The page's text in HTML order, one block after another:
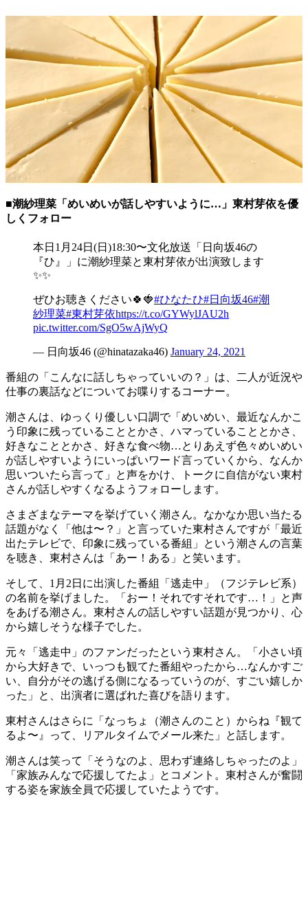
■潮紗理菜「めいめいが話しやすいように…」東村芽依を優
しくフォロー
本日1月24日(日)18:30〜文化放送「日向坂46の
『ひ』」に潮紗理菜と東村芽依が出演致します
✨✨
ぜひお聴きください🍀🍓#ひなたひ#日向坂46#潮
紗理菜#東村芽依https://t.co/GYWylJAU2h
pic.twitter.com/SgO5wAjWyQ
— 日向坂46 (@hinatazaka46) January 24, 2021
番組の「こんなに話しちゃっていいの？」は、二人が近況や
仕事の裏話などについてお喋りするコーナー。
潮さんは、ゆっくり優しい口調で「めいめい、最近なんかこ
う印象に残っていることとかさ、ハマっていることとかさ、
好きなこととかさ、好きな食べ物…とりあえず色々めいめい
が話しやすいようにいっぱいワード言っていくから、なんか
思いついたら言って」と声をかけ、トークに自信がない東村
さんが話しやすくなるようフォローします。
さまざまなテーマを挙げていく潮さん。なかなか思い当たる
話題がなく「他は〜？」と言っていた東村さんですが「最近
出たテレビで、印象に残っている番組」という潮さんの言葉
を聴き、東村さんは「あー！ある」と笑います。
そして、1月2日に出演した番組「逃走中」（フジテレビ系）
の名前を挙げました。「おー！それですそれです…！」と声
をあげる潮さん。東村さんの話しやすい話題が見つかり、心
から嬉しそうな様子でした。
元々「逃走中」のファンだったという東村さん。「小さい頃
から大好きで、いっつも観てた番組やったから…なんかすご
い、自分がその逃げる側になるっていうのが、すごい嬉しか
った」と、出演者に選ばれた喜びを語ります。
東村さんはさらに「なっちょ（潮さんのこと）からね『観て
るよ〜』って、リアルタイムでメール来た」と話します。
潮さんは笑って「そうなのよ、思わず連絡しちゃったのよ」
「家族みんなで応援してたよ」とコメント。東村さんが奮闘
する姿を家族全員で応援していたようです。